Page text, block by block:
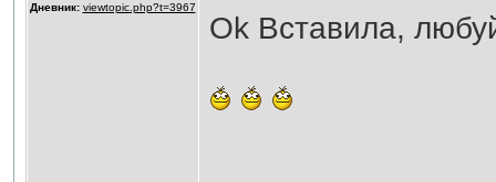
Дневник: viewtopic.php?t=3967
Ok Вставила,